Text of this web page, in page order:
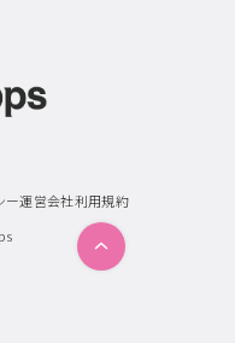
ー運営会社利用規約